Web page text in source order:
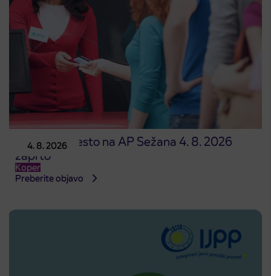
4. 8. 2026
Prodajno mesto na AP Sežana 4. 8. 2026
zaprto
Koper
Preberite objavo